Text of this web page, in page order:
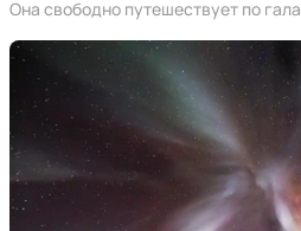
Она свободно путешествует по